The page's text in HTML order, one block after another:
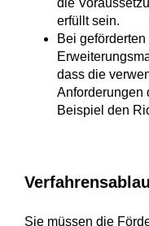
die
erfüllt sein.
Bei
dass die
Anforderungen
Beispiel den
Sie müssen die